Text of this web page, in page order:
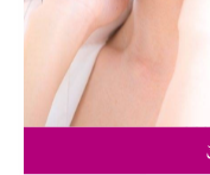
痩身
最